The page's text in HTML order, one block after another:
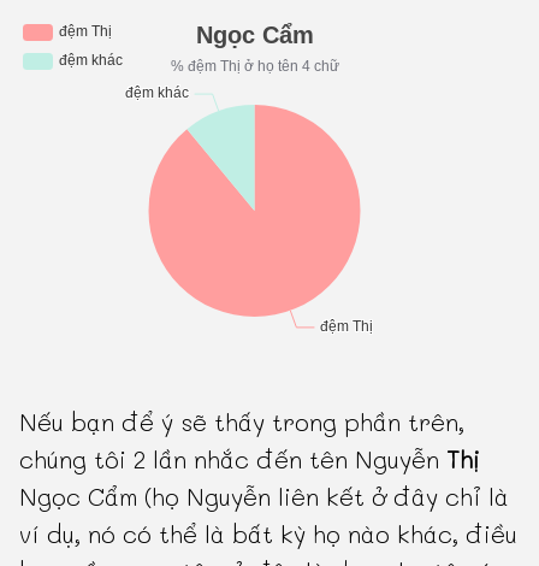
Nếu bạn để ý sẽ thấy trong phần trên,
chúng tôi 2 lần nhắc đến tên Nguyễn Thị
Ngọc Cẩm (họ Nguyễn liên kết ở đây chỉ là
ví dụ, nó có thể là bất kỳ họ nào khác, điều